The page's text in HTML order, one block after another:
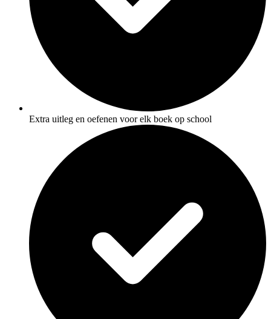
Extra uitleg en oefenen voor elk boek op school